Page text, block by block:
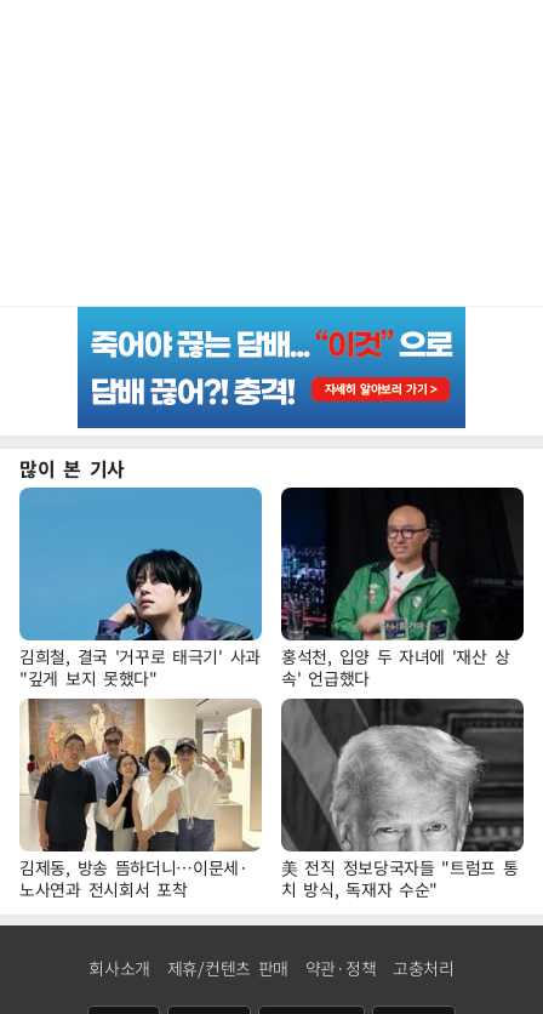
많이 본 기사
김희철, 결국 '거꾸로 태극기' 사과
"깊게 보지 못했다"
홍석천, 입양 두 자녀에 '재산 상
속' 언급했다
김제동, 방송 뜸하더니…이문세·
노사연과 전시회서 포착
美 전직 정보당국자들 "트럼프 통
치 방식, 독재자 수순"
회사소개 제휴/컨텐츠 판매 약관·정책 고충처리